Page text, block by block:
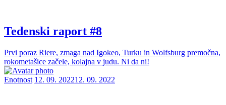
Tedenski raport #8
Prvi poraz Riere, zmaga nad Igokeo, Turku in Wolfsburg premočna,
rokometašice začele, kolajna v judu. Ni da ni!
Enotnost 12. 09. 202212. 09. 2022